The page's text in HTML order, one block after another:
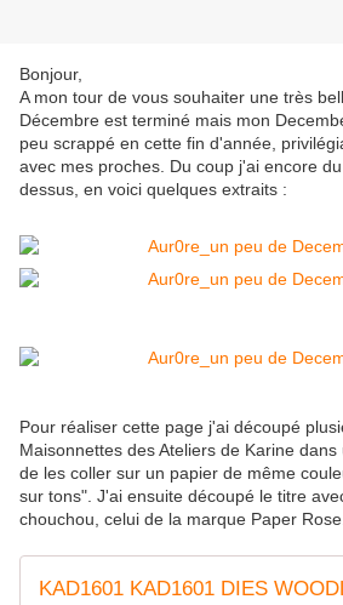
Bonjour,
A mon tour de vous souhaiter une très
Décembre est terminé mais mon
peu scrappé en cette fin d'année,
avec mes proches. Du coup j'ai encore
dessus, en voici quelques extraits :
Pour réaliser cette page j'ai découpé
Maisonnettes des Ateliers de Karine
de les coller sur un papier de même
sur tons". J'ai ensuite découpé le titre
chouchou, celui de la marque Paper Rose.